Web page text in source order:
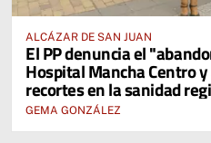
ALCÁZAR DE SAN JUAN
El PP denuncia el
Hospital Mancha Centro
recortes en la sanidad
GEMA GONZÁLEZ